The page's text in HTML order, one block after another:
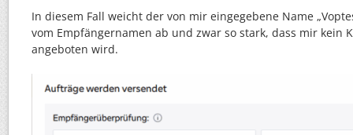
In diesem Fall weicht der von mir eingegebene Name
vom Empfängernamen ab und zwar so stark, dass mir kein
angeboten wird.